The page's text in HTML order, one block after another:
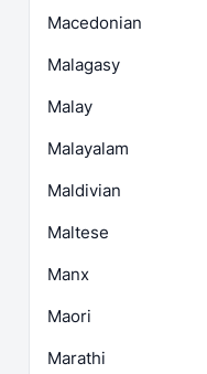
Macedonian
Malagasy
Malay
Malayalam
Maldivian
Maltese
Manx
Maori
Marathi